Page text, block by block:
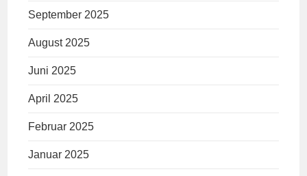
September 2025
August 2025
Juni 2025
April 2025
Februar 2025
Januar 2025